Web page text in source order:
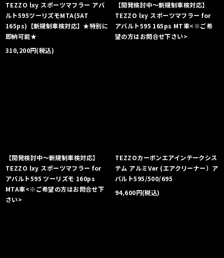
TEZZO lxy スポーツマフラー アバ
ルト595ツーリズモMTA(5AT
165ps)【新規制車検対応】★特別に
即納可能★
310,200円(税込)
【開発検討中〜新規制車検対応】
TEZZO lxy スポーツマフラー for
アバルト595 165ps MT車<※ご希
望の方はお問合せ下さい>
【開発検討中〜新規制車検対応】
TEZZO lxy スポーツマフラー for
アバルト595 ツーリズモ 160ps
MTA車<※ご希望の方はお問合せ下
さい>
TEZZOカーボンエアインテークシス
テム アルミVer (エアクリーナー）ア
バルト595/500/695
94,600円(税込)